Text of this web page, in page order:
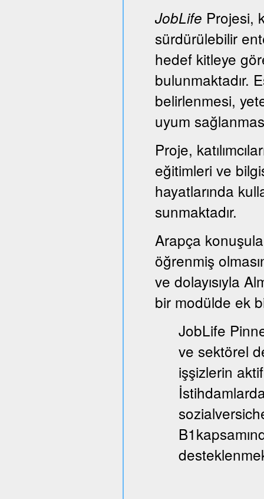
JobLife Projesi,
sürdürülebilir
hedef kitleye
bulunmaktadır.
belirlenmesi,
uyum
Proje,
eğitimleri ve
hayatlarında
sunmaktadır.
Arapça
öğrenmiş
ve dolayısıyla
bir modülde ek
JobLife
ve sektörel
işşizlerin